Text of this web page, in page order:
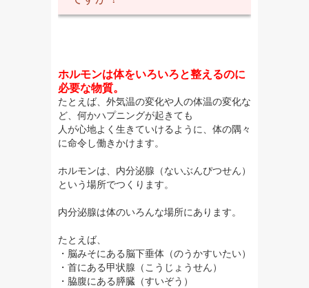
ホルモンは体をいろいろと整えるのに
必要な物質。
たとえば、外気温の変化や人の体温の変化な
ど、何かハプニングが起きても
人が心地よく生きていけるように、体の隅々
に命令し働きかけます。
ホルモンは、内分泌腺（ないぶんぴつせん）
という場所でつくります。
内分泌腺は体のいろんな場所にあります。
たとえば、
・脳みそにある脳下垂体（のうかすいたい）
・首にある甲状腺（こうじょうせん）
・脇腹にある膵臓（すいぞう）